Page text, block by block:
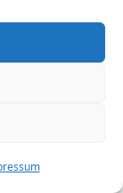
die